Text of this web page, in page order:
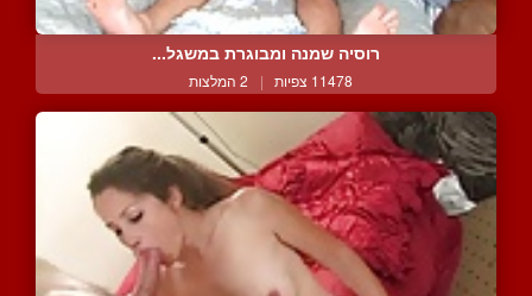
רוסיה שמנה ומבוגרת במשגל...
11478 צפיות | 2 המלצות